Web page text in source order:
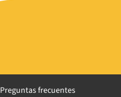
Preguntas frecuentes